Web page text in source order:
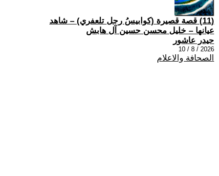
(11) قصة قصيرة (كوابيسُ رجل تلعفري) – شاهد
عيانها – خليل محسن حسين آل هابش
حيدر عاشور
2026 / 8 / 10
الصحافة والاعلام